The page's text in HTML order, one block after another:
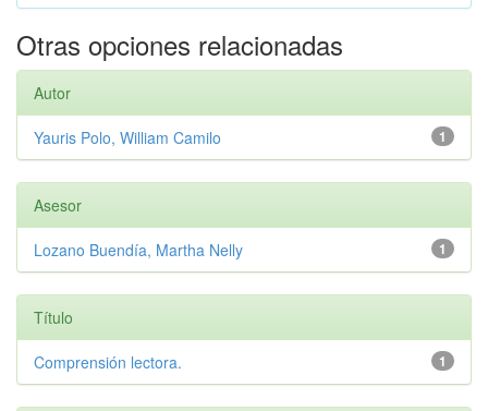
Otras opciones relacionadas
Autor
1
Yauris Polo, William Camilo
Asesor
1
Lozano Buendía, Martha Nelly
Título
1
Comprensión lectora.